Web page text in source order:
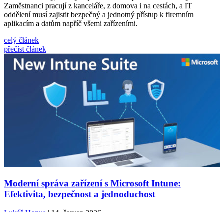
Zaměstnanci pracují z kanceláře, z domova i na cestách, a IT
oddělení musí zajistit bezpečný a jednotný přístup k firemním
aplikacím a datům napříč všemi zařízeními.
celý článek
přečíst článek
Moderní správa zařízení s Microsoft Intune:
Efektivita, bezpečnost a jednoduchost